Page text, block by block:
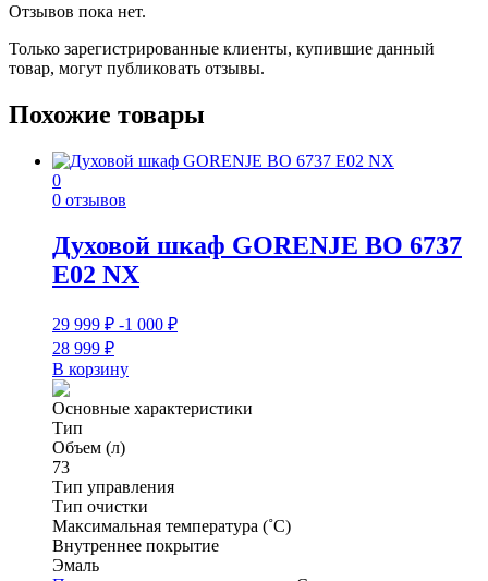
Отзывов пока нет.
Только зарегистрированные клиенты, купившие данный
товар, могут публиковать отзывы.
Похожие товары
0
0 отзывов
Духовой шкаф GORENJE BO 6737
E02 NX
29 999 ₽ -1 000 ₽
28 999 ₽
В корзину
Основные характеристики
Тип
Объем (л)
73
Тип управления
Тип очистки
Максимальная температура (˚С)
Внутреннее покрытие
Эмаль